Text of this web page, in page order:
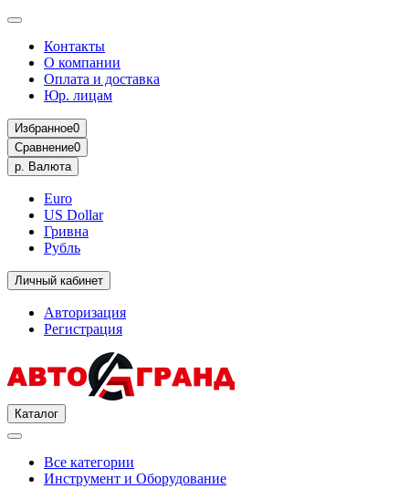
Контакты
О компании
Оплата и доставка
Юр. лицам
Избранное0
Сравнение0
р. Валюта
Euro
US Dollar
Гривна
Рубль
Личный кабинет
Авторизация
Регистрация
Каталог
Все категории
Инструмент и Оборудование